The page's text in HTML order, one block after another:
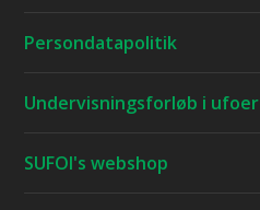
Persondatapolitik
Undervisningsforløb i ufoer
SUFOI's webshop